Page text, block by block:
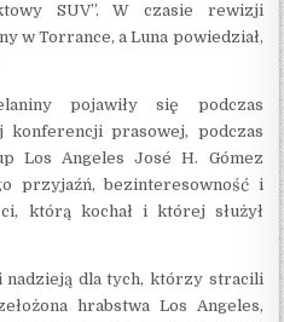
SUV”. W czasie rewizji
w Torrance, a Luna powiedział,
pojawiły się podczas
konferencji prasowej, podczas
Los Angeles José H. Gómez
przyjaźń, bezinteresowność i
którą kochał i której służył
nadzieją dla tych, którzy stracili
hrabstwa Los Angeles,